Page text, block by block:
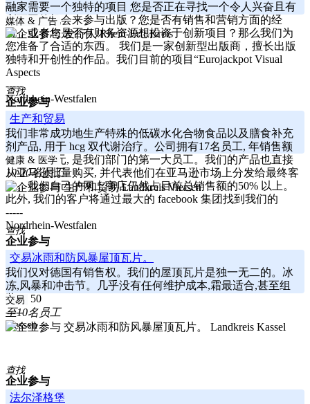
融家需要一个独特的项目 您是否正在寻找一个令人兴奋且有
利可图的机会来参与出版？您是否有销售和营销方面的经
验，或者您是否有财务资源想投资于创新项目？那么我们为
您准备了合适的东西。 我们是一家创新型出版商，擅长出版
独特和开创性的作品。我们目前的项目“Eurojackpot Visual
Aspects
-----
Nordrhein-Westfalen
媒体 & 广告
Rhein-Erft-Kreis
查找
企业参与
生产和贸易
我们非常成功地生产特殊的低碳水化合物食品以及膳食补充
剂产品, 用于 hcg 双代谢治疗。公司拥有17名员工, 年销售额
为250万欧元, 是我们部门的第一大员工。我们的产品也直接
从亚马逊批量购买, 并代表他们在亚马逊市场上分发给最终客
户。我们自己的网上商店仍然占目前总销售额的50% 以上。
此外, 我们的客户将通过最大的 facebook 集团找到我们的
-----
Nordrhein-Westfalen
健康 & 医学
10-20名员工
Landkreis Viersen
查找
企业参与
交易冰雨和防风暴屋顶瓦片。
我们仅对德国有销售权。我们的屋顶瓦片是独一无二的。冰
冻,风暴和冲击节。几乎没有任何维护成本,霜最适合,甚至组
装。 50
-----
Hessen
交易
至10名员工
Landkreis Kassel
查找
企业参与
法尔泽格堡